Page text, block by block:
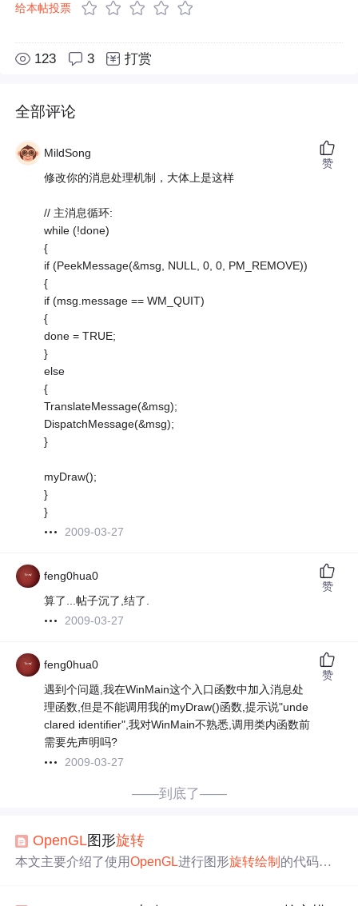
给本帖投票
123 3 打赏
全部评论
MildSong
修改你的消息处理机制，大体上是这样
// 主消息循环:
while (!done)
{
if (PeekMessage(&msg, NULL, 0, 0, PM_REMOVE))
{
if (msg.message == WM_QUIT)
{
done = TRUE;
}
else
{
TranslateMessage(&msg);
DispatchMessage(&msg);
}
myDraw();
}
}
2009-03-27
赞
feng0hua0
算了...帖子沉了,结了.
2009-03-27
赞
feng0hua0
遇到个问题,我在WinMain这个入口函数中加入消息处
理函数,但是不能调用我的myDraw()函数,提示说"unde
clared identifier",我对WinMain不熟悉,调用类内函数前
需要先声明吗?
2009-03-27
赞
——到底了——
OpenGL图形旋转
本文主要介绍了使用OpenGL进行图形旋转绘制 的代码实